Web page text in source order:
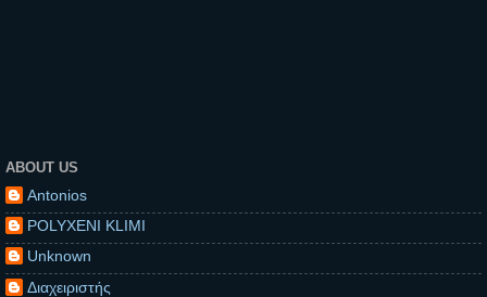
ABOUT US
Antonios
POLYXENI KLIMI
Unknown
Διαχειριστής